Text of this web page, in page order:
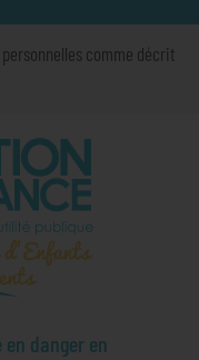
comme décrit
en danger en